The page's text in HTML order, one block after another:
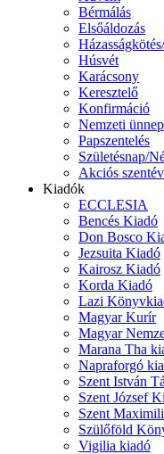
Bérmálás
Elsőáldozás
Húsvét
Karácsony
Keresztelő
Konfirmáció
Nemzeti
Papszentelés
Születésnap/
Akciós
Kiadók
ECCLESIA
Bencés Kiadó
Don Bosco
Jezsuita Kiadó
Kairosz Kiadó
Korda Kiadó
Lazi
Magyar Kurír
Magyar
Marana Tha
Napraforgó
Szent István
Szent József
Szent
Szülőföld
Vigilia kiadó